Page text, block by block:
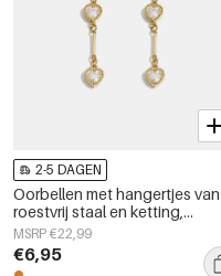
2-5 DAGEN
Oorbellen met hangertjes van
roestvrij staal en ketting,
elegant, geschikt voor feestjes
en bijeenkomsten, luxe serie
damessieraden
MSRP €22,99
€6,95